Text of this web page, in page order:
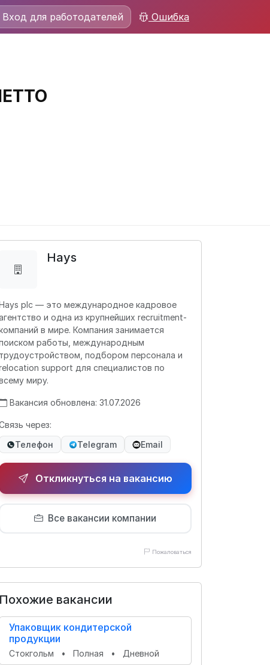
Вход для работодателей Ошибка
Hays
plc — это международное кадровое
и одна из крупнейших recruitment-
в мире. Компания занимается
работы, международным
трудоустройством, подбором персонала и
support для специалистов по
миру.
Вакансия обновлена: 31.07.2026
через:
Телефон
Telegram Email
Откликнуться на вакансию
Все вакансии компании
Пожаловаться
Похожие вакансии
Упаковщик кондитерской
продукции
Стокгольм • Полная • Дневной